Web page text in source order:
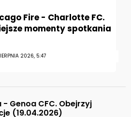
Fire - Charlotte FC.
momenty spotkania
2026, 5:47
- Genoa CFC. Obejrzyj
(19.04.2026)